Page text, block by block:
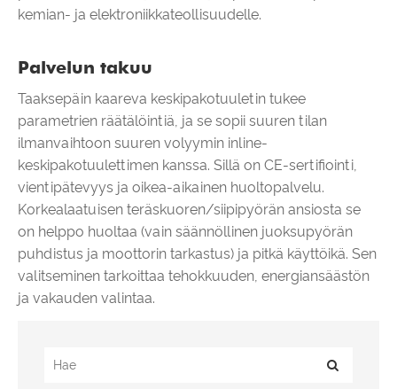
kemian- ja elektroniikkateollisuudelle.
Palvelun takuu
Taaksepäin kaareva keskipakotuuletin tukee
parametrien räätälöintiä, ja se sopii suuren tilan
ilmanvaihtoon suuren volyymin inline-
keskipakotuulettimen kanssa. Sillä on CE-sertifiointi,
vientipätevyys ja oikea-aikainen huoltopalvelu.
Korkealaatuisen teräskuoren/siipipyörän ansiosta se
on helppo huoltaa (vain säännöllinen juoksupyörän
puhdistus ja moottorin tarkastus) ja pitkä käyttöikä. Sen
valitseminen tarkoittaa tehokkuuden, energiansäästön
ja vakauden valintaa.